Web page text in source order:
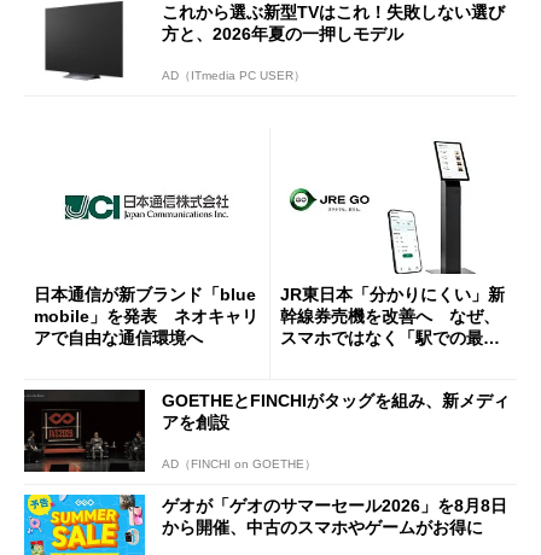
これから選ぶ新型TVはこれ！失敗しない選び
方と、2026年夏の一押しモデル
AD（ITmedia PC USER）
日本通信が新ブランド「blue
mobile」を発表 ネオキャリ
アで自由な通信環境へ
JR東日本「分かりにくい」新
幹線券売機を改善へ なぜ、
スマホではなく「駅での最短
GOETHEとFINCHIがタッグを組み、新メディ
アを創設
AD（FINCHI on GOETHE）
ゲオが「ゲオのサマーセール2026」を8月8日
から開催、中古のスマホやゲームがお得に